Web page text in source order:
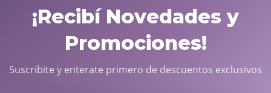
¡Recibí Novedades y
Promociones!
Suscribite y enterate primero de descuentos exclusivos